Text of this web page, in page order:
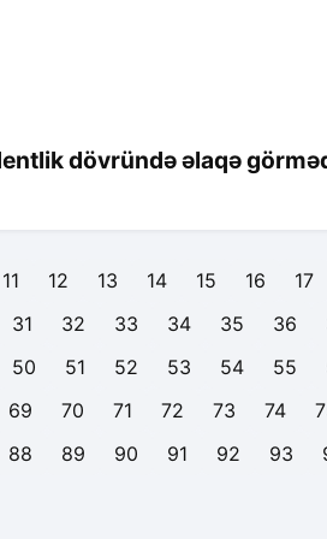
dövründə əlaqə
11 12 13 14 15 16 17
31 32 33 34 35 36
50 51 52 53 54 55
69 70 71 72 73 74
88 89 90 91 92 93